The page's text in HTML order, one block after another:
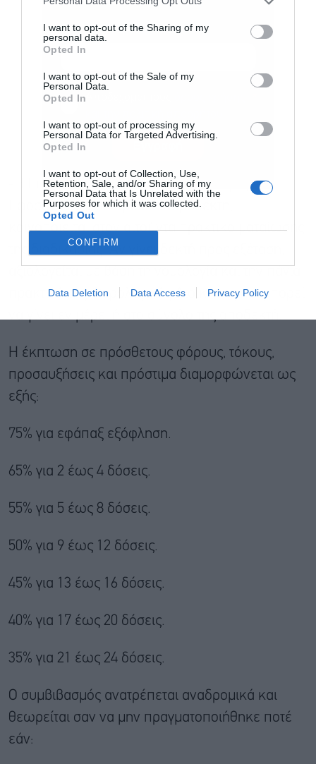
I want to opt-out of the Sharing of my
personal data.
Opted In
I want to opt-out of the Sale of my
Personal Data.
Opted In
I want to opt-out of processing my
Personal Data for Targeted Advertising.
Opted In
I want to opt-out of Collection, Use,
Retention, Sale, and/or Sharing of my
Personal Data that Is Unrelated with the
Purposes for which it was collected.
Opted Out
CONFIRM
Data Deletion Data Access Privacy Policy
-Η Επιτροπή αποφασίζει κατά πλειοψηφία.
Εφόσον η αίτηση κριθεί απαράδεκτη,
κοινοποιείται στον αιτούντα πρακτικό ματαίωσης
της διαδικασίας. Αν γίνει δεκτή προς εξέταση,
πρακτική της Φορολογικής Διοίκησης και μπορεί
Η έκπτωση σε πρόσθετους φόρους, τόκους,
προσαυξήσεις και πρόστιμα διαμορφώνεται ως
εξής:
75% για εφάπαξ εξόφληση.
65% για 2 έως 4 δόσεις.
55% για 5 έως 8 δόσεις.
50% για 9 έως 12 δόσεις.
45% για 13 έως 16 δόσεις.
40% για 17 έως 20 δόσεις.
35% για 21 έως 24 δόσεις.
Ο συμβιβασμός ανατρέπεται αναδρομικά και
θεωρείται σαν να μην πραγματοποιήθηκε ποτέ
εάν:
Αποδέχομαι τους